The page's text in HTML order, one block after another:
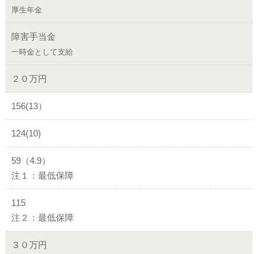
厚生年金
障害手当金
一時金として支給
２０万円
156(13）
124(10)
59（4.9）
注１：最低保障
115
注２：最低保障
３０万円